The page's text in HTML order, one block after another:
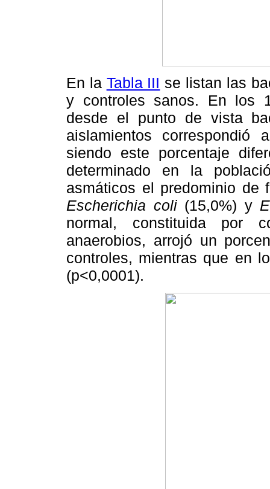
En la Tabla III se listan las
y controles sanos. En los
desde el punto de vista
aislamientos correspondió
siendo este porcentaje
determinado en la
asmáticos el predominio de
Escherichia coli(15,0%) y
normal, constituida por
anaerobios, arrojó un
controles, mientras que en
(p<0,0001).